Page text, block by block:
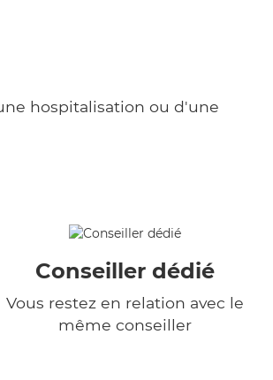
hospitalisation ou d'une
Conseiller dédié
Vous restez en relation avec le
même conseiller